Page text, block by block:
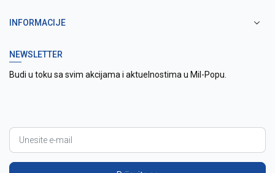
INFORMACIJE
NEWSLETTER
Budi u toku sa svim akcijama i aktuelnostima u Mil-Popu.